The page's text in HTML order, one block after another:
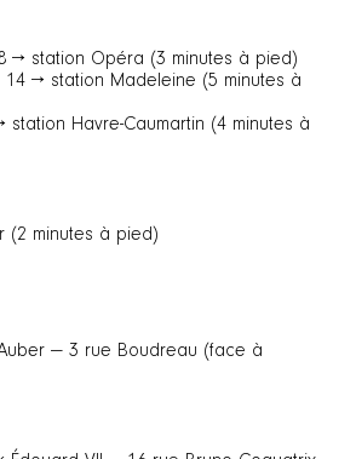
→ station Opéra (3 minutes à pied)
14 → station Madeleine (5 minutes à
station Havre-Caumartin (4 minutes à
(2 minutes à pied)
— 3 rue Boudreau (face à